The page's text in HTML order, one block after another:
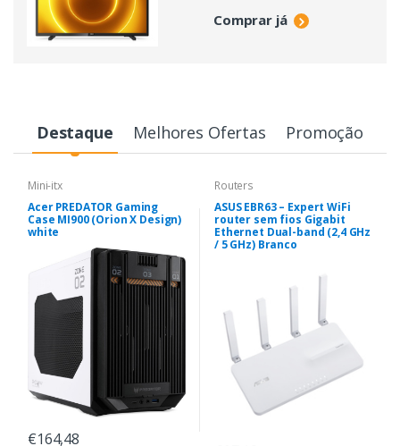
Comprar já
Destaque Melhores Ofertas Promoção
Mini-itx
Acer PREDATOR Gaming
Case MI900 (Orion X Design)
white
€164,48
Routers
ASUS EBR63 – Expert WiFi
router sem fios Gigabit
Ethernet Dual-band (2,4 GHz
/ 5 GHz) Branco